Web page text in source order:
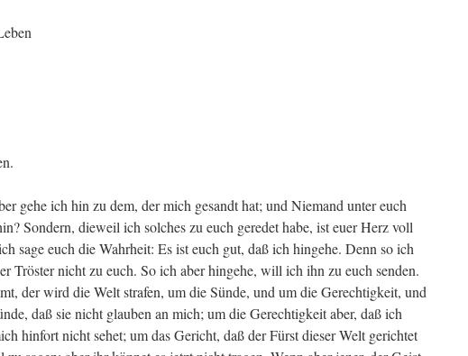
gehe ich hin zu dem, der mich gesandt hat; und Niemand unter euch
Sondern, dieweil ich solches zu euch geredet habe, ist euer Herz voll
sage euch die Wahrheit: Es ist euch gut, daß ich hingehe. Denn so ich
Tröster nicht zu euch. So ich aber hingehe, will ich ihn zu euch senden.
der wird die Welt strafen, um die Sünde, und um die Gerechtigkeit, und
daß sie nicht glauben an mich; um die Gerechtigkeit aber, daß ich
hinfort nicht sehet; um das Gericht, daß der Fürst dieser Welt gerichtet